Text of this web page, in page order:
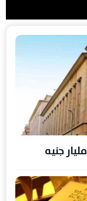
«المركزي» يطرح سندات خزانة بـ16.5 مليار جنيه